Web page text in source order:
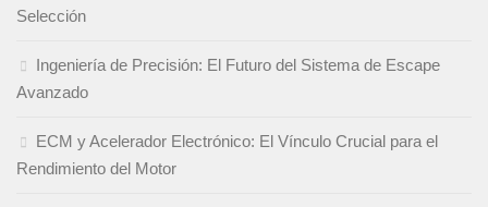
Selección
Ingeniería de Precisión: El Futuro del Sistema de Escape
Avanzado
ECM y Acelerador Electrónico: El Vínculo Crucial para el
Rendimiento del Motor